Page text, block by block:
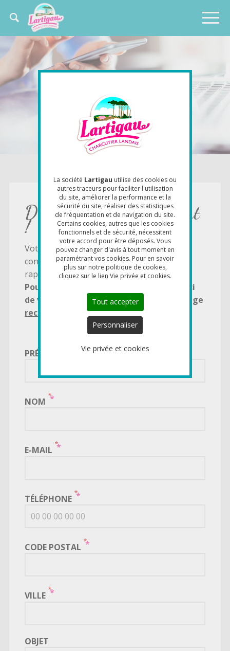
contenu
principal
Navigation
principale
Chercher
dans
ce
CONTACTEZ-NOUS
Discutons dès maintenant
!
Votre message sera lu par l'un de nos
conseillers et vous serez recontacté
rapidement à l'adresse e-mail indiquée.
Pour une demande de candidature, merci
de vous rendre directement sur notre page
recrutement
PRÉNOM
NOM
E-MAIL
TÉLÉPHONE
CODE POSTAL
VILLE
OBJET
Panneau de gestion des cookies
La société Lartigau utilise des cookies ou
autres traceurs pour faciliter l'utilisation
du site, améliorer la performance et la
sécurité du site, réaliser des statistiques
de fréquentation et de navigation du site.
Certains cookies, autres que les cookies
fonctionnels et de sécurité, nécessitent
votre accord pour être déposés. Vous
pouvez changer d'avis à tout moment en
paramétrant vos cookies. Pour en savoir
plus sur notre politique de cookies,
cliquez sur le lien Vie privée et cookies.
Tout accepter
Personnaliser
Vie privée et cookies